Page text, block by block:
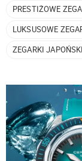
PRESTIŻOWE
LUKSUSOWE
ZEGARKI